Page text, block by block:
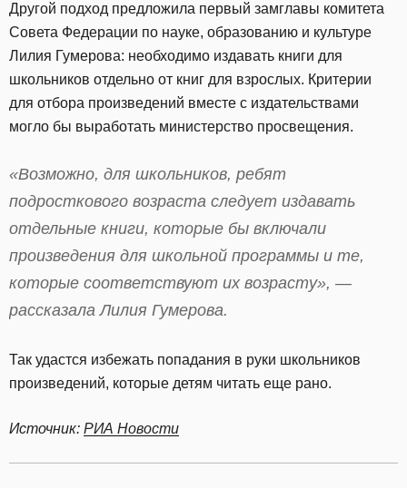
Другой подход предложила первый замглавы комитета
Совета Федерации по науке, образованию и культуре
Лилия Гумерова: необходимо издавать книги для
школьников отдельно от книг для взрослых. Критерии
для отбора произведений вместе с издательствами
могло бы выработать министерство просвещения.
«Возможно, для школьников, ребят
подросткового возраста следует издавать
отдельные книги, которые бы включали
произведения для школьной программы и те,
которые соответствуют их возрасту», —
рассказала Лилия Гумерова.
Так удастся избежать попадания в руки школьников
произведений, которые детям читать еще рано.
Источник: РИА Новости